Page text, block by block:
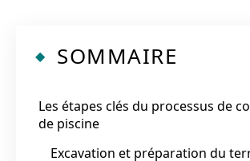
SOMMAIRE
Les étapes clés du processus de
de piscine
Excavation et préparation du